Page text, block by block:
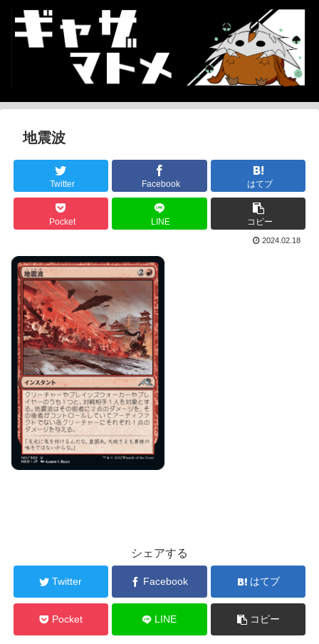
地震波
Twitter Facebook はてブ
Pocket LINE コピー
2024.02.18
シェアする
Twitter Facebook はてブ
Pocket LINE コピー